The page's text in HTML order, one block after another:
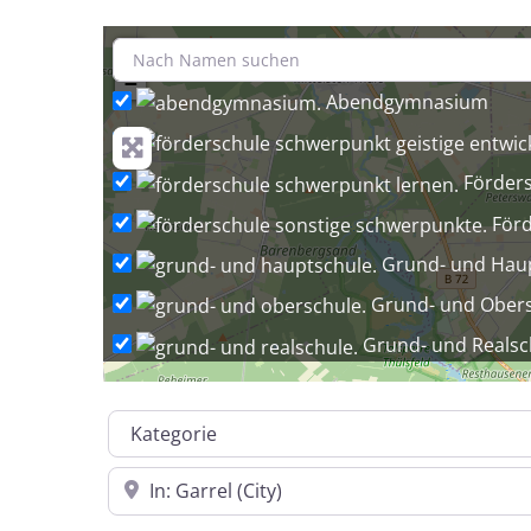
+
−
Abendgymnasium
Grund- und
Grund- und
Grund- und
Grund-,
Grundschule
Gymnasium
Kategorie
In der Nähe